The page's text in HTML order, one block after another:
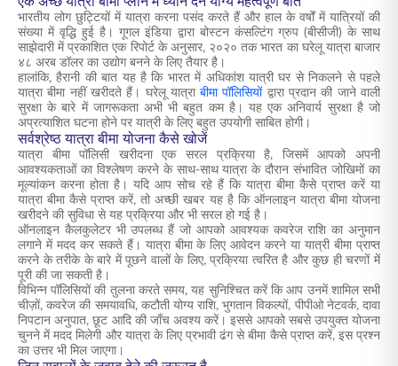
भारतीय लोग छुट्टियों में यात्रा करना पसंद करते हैं और हाल के वर्षों में यात्रियों की
संख्या में वृद्धि हुई है। गूगल इंडिया द्वारा बोस्टन कंसल्टिंग ग्रुप (बीसीजी) के साथ
साझेदारी में प्रकाशित एक रिपोर्ट के अनुसार, २०२० तक भारत का घरेलू यात्रा बाजार
४८ अरब डॉलर का उद्योग बनने के लिए तैयार है।
हालांकि, हैरानी की बात यह है कि भारत में अधिकांश यात्री घर से निकलने से पहले
यात्रा बीमा नहीं खरीदते हैं। घरेलू यात्राबीमा पॉलिसियोंद्वारा प्रदान की जाने वाली
सुरक्षा के बारे में जागरूकता अभी भी बहुत कम है। यह एक अनिवार्य सुरक्षा है जो
अप्रत्याशित घटना होने पर यात्री के लिए बहुत उपयोगी साबित होगी।
सर्वश्रेष्ठ यात्रा बीमा योजना कैसे खोजें
यात्रा बीमा पॉलिसी खरीदना एक सरल प्रक्रिया है, जिसमें आपको अपनी
आवश्यकताओं का विश्लेषण करने के साथ-साथ यात्रा के दौरान संभावित जोखिमों का
मूल्यांकन करना होता है। यदि आप सोच रहे हैं कि यात्रा बीमा कैसे प्राप्त करें या
यात्रा बीमा कैसे प्राप्त करें, तो अच्छी खबर यह है कि ऑनलाइन यात्रा बीमा योजना
खरीदने की सुविधा से यह प्रक्रिया और भी सरल हो गई है।
ऑनलाइन कैलकुलेटर भी उपलब्ध हैं जो आपको आवश्यक कवरेज राशि का अनुमान
लगाने में मदद कर सकते हैं। यात्रा बीमा के लिए आवेदन करने या यात्री बीमा प्राप्त
करने के तरीके के बारे में पूछने वालों के लिए, प्रक्रिया त्वरित है और कुछ ही चरणों में
पूरी की जा सकती है।
विभिन्न पॉलिसियों की तुलना करते समय, यह सुनिश्चित करें कि आप उनमें शामिल सभी
चीज़ों, कवरेज की समयावधि, कटौती योग्य राशि, भुगतान विकल्पों, पीपीओ नेटवर्क, दावा
निपटान अनुपात, छूट आदि की जाँच अवश्य करें। इससे आपको सबसे उपयुक्त योजना
चुनने में मदद मिलेगी और यात्रा के लिए प्रभावी ढंग से बीमा कैसे प्राप्त करें, इस प्रश्न
का उत्तर भी मिल जाएगा।